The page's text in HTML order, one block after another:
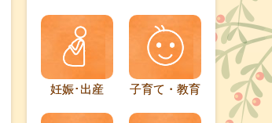
妊娠･出産 子育て・教育